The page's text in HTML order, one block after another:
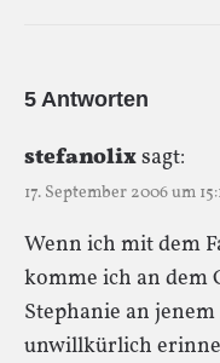
5 Antworten
stefanolixsagt:
17. September 2006 um
Wenn ich mit dem
komme ich an dem
Stephanie an
unwillkürlich